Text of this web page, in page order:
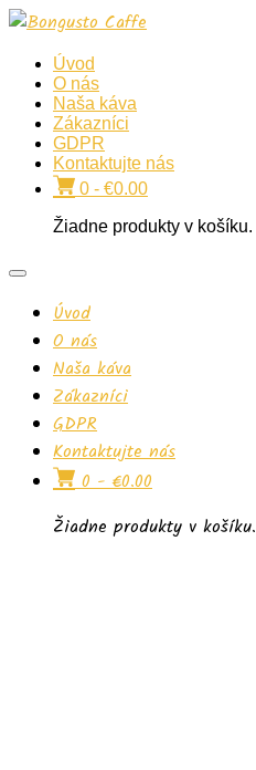
Úvod
O nás
Naša káva
Zákazníci
GDPR
Kontaktujte nás
0 - €0.00
Žiadne produkty v košíku.
Úvod
O nás
Naša káva
Zákazníci
GDPR
Kontaktujte nás
0 -€0.00
Žiadne produkty v košíku.